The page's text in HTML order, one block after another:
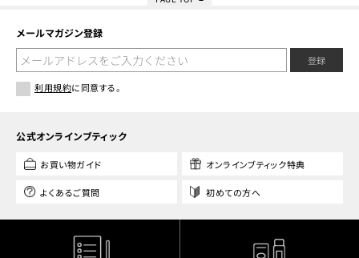
メールマガジン登録
登録
利用規約に同意する。
公式オンラインブティック
お買い物ガイド オンラインブティック特典
よくあるご質問 初めての方へ